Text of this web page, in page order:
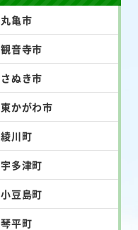
丸亀市
観音寺市
さぬき市
東かがわ市
綾川町
宇多津町
小豆島町
琴平町